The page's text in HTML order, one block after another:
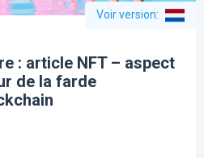
Voir version:
: article NFT – aspect
de la farde